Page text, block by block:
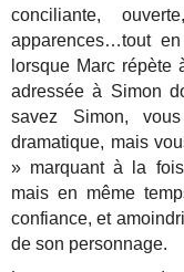
conciliante,
apparences…tout
lorsque Marc répète
adressée à Simon
savez Simon,
dramatique, mais
» marquant à la
mais en même
confiance, et
de son personnage.